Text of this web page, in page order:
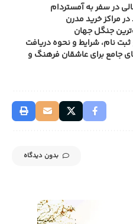
در سفر به آمستردام
مراکز خرید مدرن
جنگل جهان
جامع برای عاشقان فرهنگ و
بدون دیدگاه